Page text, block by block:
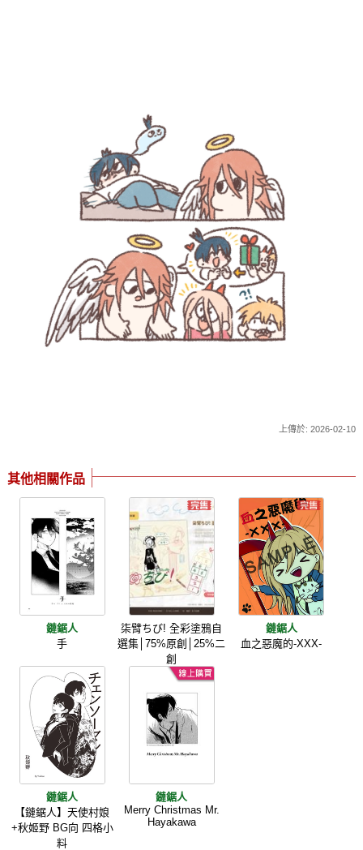
上傳於: 2026-02-10
其他相關作品
鏈鋸人
手
柒臂ちび! 全彩塗鴉自
選集│75%原創│25%二
創
鏈鋸人
血之惡魔的-XXX-
鏈鋸人
【鏈鋸人】天使村娘
+秋姬野 BG向 四格小
料
鏈鋸人
Merry Christmas Mr.
Hayakawa